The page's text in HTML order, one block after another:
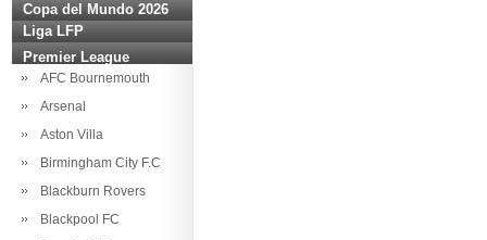
Copa del Mundo 2026
Liga LFP
Premier League
AFC Bournemouth
Arsenal
Aston Villa
Birmingham City F.C
Blackburn Rovers
Blackpool FC